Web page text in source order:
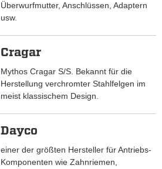
Überwurfmutter, Anschlüssen, Adaptern
usw.
Cragar
Mythos Cragar S/S. Bekannt für die
Herstellung verchromter Stahlfelgen im
meist klassischem Design.
Dayco
einer der größten Hersteller für Antriebs-
Komponenten wie Zahnriemen,